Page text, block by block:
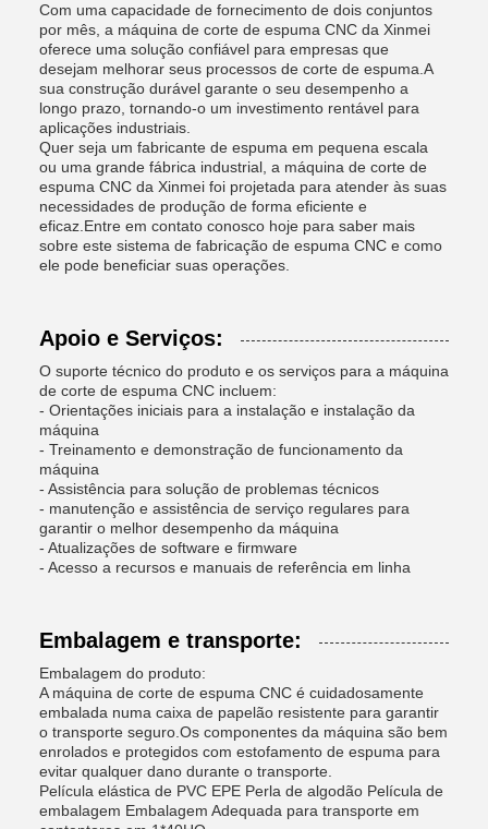
Com uma capacidade de fornecimento de dois conjuntos
por mês, a máquina de corte de espuma CNC da Xinmei
oferece uma solução confiável para empresas que
desejam melhorar seus processos de corte de espuma.A
sua construção durável garante o seu desempenho a
longo prazo, tornando-o um investimento rentável para
aplicações industriais.
Quer seja um fabricante de espuma em pequena escala
ou uma grande fábrica industrial, a máquina de corte de
espuma CNC da Xinmei foi projetada para atender às suas
necessidades de produção de forma eficiente e
eficaz.Entre em contato conosco hoje para saber mais
sobre este sistema de fabricação de espuma CNC e como
ele pode beneficiar suas operações.
Apoio e Serviços:
O suporte técnico do produto e os serviços para a máquina
de corte de espuma CNC incluem:
- Orientações iniciais para a instalação e instalação da
máquina
- Treinamento e demonstração de funcionamento da
máquina
- Assistência para solução de problemas técnicos
- manutenção e assistência de serviço regulares para
garantir o melhor desempenho da máquina
- Atualizações de software e firmware
- Acesso a recursos e manuais de referência em linha
Embalagem e transporte:
Embalagem do produto:
A máquina de corte de espuma CNC é cuidadosamente
embalada numa caixa de papelão resistente para garantir
o transporte seguro.Os componentes da máquina são bem
enrolados e protegidos com estofamento de espuma para
evitar qualquer dano durante o transporte.
Película elástica de PVC EPE Perla de algodão Película de
embalagem Embalagem Adequada para transporte em